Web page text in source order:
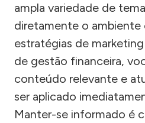
ampla variedade de
diretamente o ambiente
estratégias de
de gestão financeira,
conteúdo relevante e
ser aplicado
Manter-se informado é